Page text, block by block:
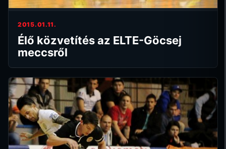
2015.01.11.
Élő közvetítés az ELTE-Göcsej
meccsről